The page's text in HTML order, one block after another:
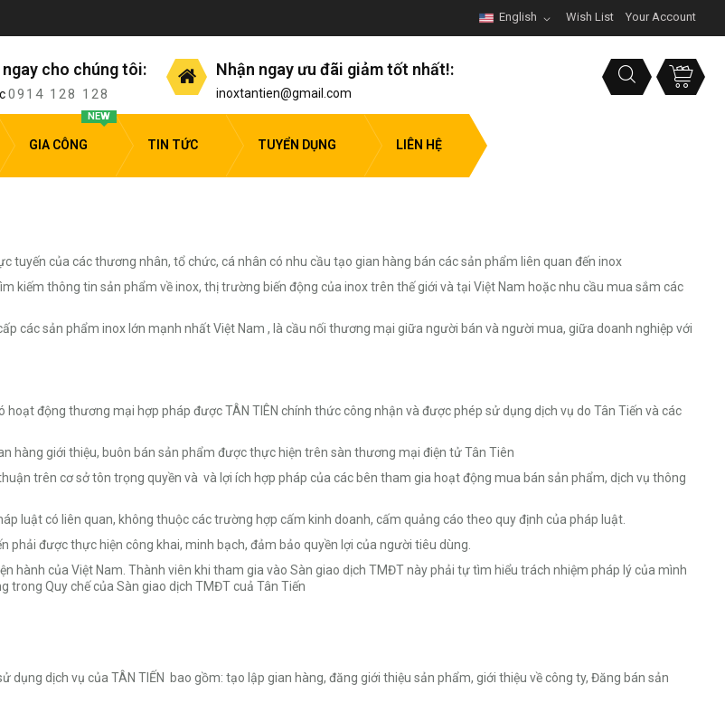
Wish List Your Account
English
cho chúng tôi:
0914 128 128
Nhận ngay ưu đãi giảm tốt nhất!:
inoxtantien@gmail.com
GIA CÔNG
NEW
TIN TỨC TUYỂN DỤNG LIÊN HỆ
của các thương nhân, tổ chức, cá nhân có nhu cầu tạo gian hàng bán các sản phẩm liên quan đến inox
thông tin sản phẩm về inox, thị trường biến động của inox trên thế giới và tại Việt Nam hoặc nhu cầu mua sắm các
các sản phẩm inox lớn mạnh nhất Việt Nam , là cầu nối thương mại giữa người bán và người mua, giữa doanh nghiệp với
động thương mại hợp pháp được TÂN TIÊN chính thức công nhận và được phép sử dụng dịch vụ do Tân Tiến và các
hàng giới thiệu, buôn bán sản phẩm được thực hiện trên sàn thương mại điện tử Tân Tiên
trên cơ sở tôn trọng quyền và và lợi ích hợp pháp của các bên tham gia hoạt động mua bán sản phẩm, dịch vụ thông
luật có liên quan, không thuộc các trường hợp cấm kinh doanh, cấm quảng cáo theo quy định của pháp luật.
được thực hiện công khai, minh bạch, đảm bảo quyền lợi của người tiêu dùng.
của Việt Nam. Thành viên khi tham gia vào Sàn giao dịch TMĐT này phải tự tìm hiểu trách nhiệm pháp lý của mình
trong Quy chế của Sàn giao dịch TMĐT cuả Tân Tiến
dụng dịch vụ của TÂN TIẾN bao gồm: tạo lập gian hàng, đăng giới thiệu sản phẩm, giới thiệu về công ty, Đăng bán sản